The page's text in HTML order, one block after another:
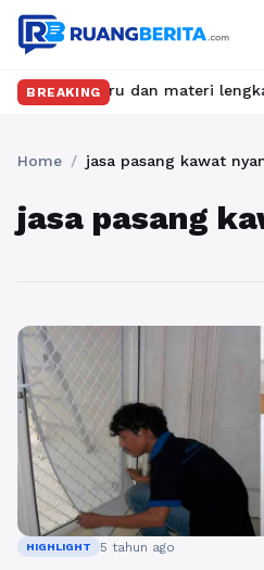
BREAKING
seru dan materi lengkap
Home / jasa pasang kawat
jasa pasang
HIGHLIGHT 5 tahun ago